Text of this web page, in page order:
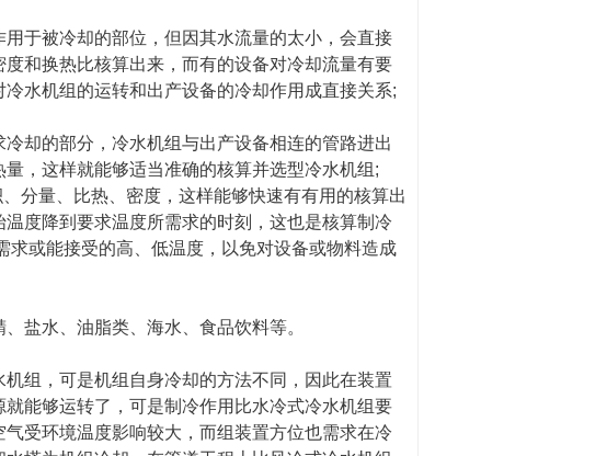
被冷却的部位，但因其水流量的太小，会直接
和换热比核算出来，而有的设备对冷却流量有要
水机组的运转和出产设备的冷却作用成直接关系;
的部分，冷水机组与出产设备相连的管路进出
，这样就能够适当准确的核算并选型冷水机组;
量、比热、密度，这样能够快速有有用的核算出
度降到要求温度所需求的时刻，这也是核算制冷
或能接受的高、低温度，以免对设备或物料造成
水、油脂类、海水、食品饮料等。
，可是机组自身冷却的方法不同，因此在装置
能够运转了，可是制冷作用比水冷式冷水机组要
受环境温度影响较大，而组装置方位也需求在冷